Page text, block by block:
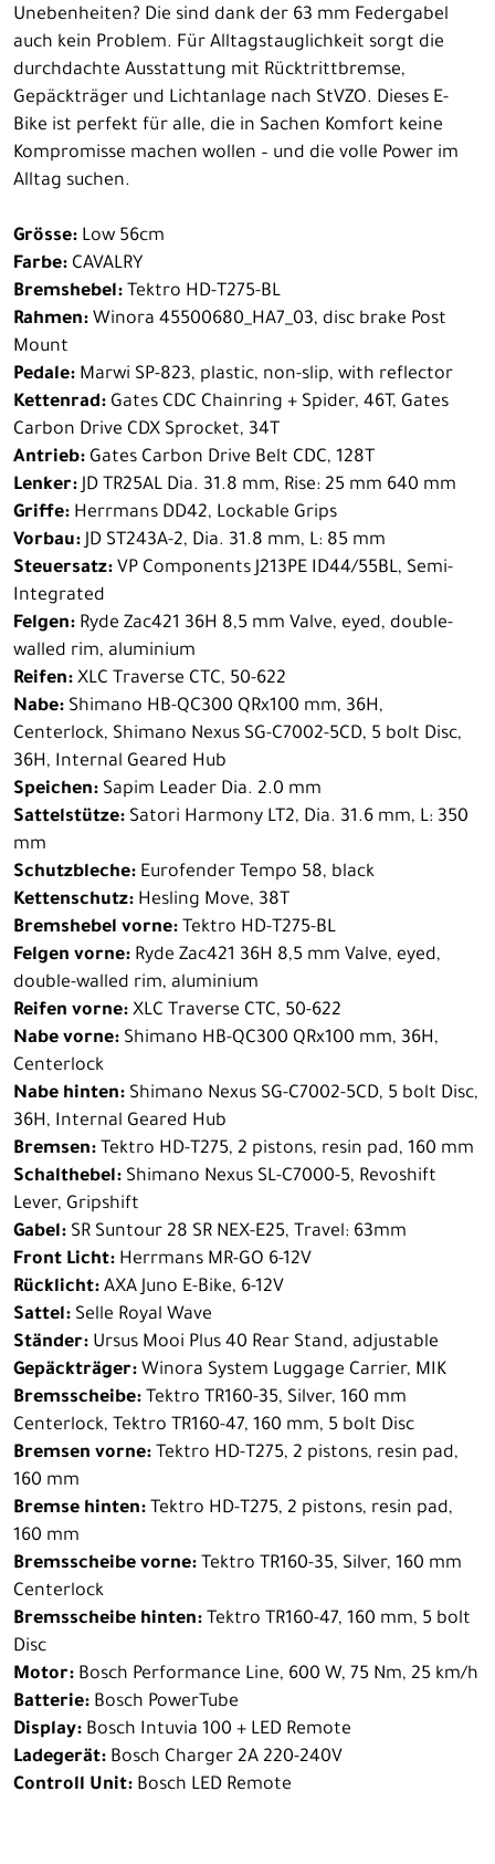
Unebenheiten? Die sind dank der 63 mm Federgabel
auch kein Problem. Für Alltagstauglichkeit sorgt die
durchdachte Ausstattung mit Rücktrittbremse,
Gepäckträger und Lichtanlage nach StVZO. Dieses E-
Bike ist perfekt für alle, die in Sachen Komfort keine
Kompromisse machen wollen – und die volle Power im
Alltag suchen.
Grösse: Low 56cm
Farbe: CAVALRY
Bremshebel: Tektro HD-T275-BL
Rahmen: Winora 45500680_HA7_03, disc brake Post
Mount
Pedale: Marwi SP-823, plastic, non-slip, with reflector
Kettenrad: Gates CDC Chainring + Spider, 46T, Gates
Carbon Drive CDX Sprocket, 34T
Antrieb: Gates Carbon Drive Belt CDC, 128T
Lenker:JD TR25AL Dia. 31.8 mm, Rise: 25 mm 640 mm
Griffe: Herrmans DD42, Lockable Grips
Vorbau:JD ST243A-2, Dia. 31.8 mm, L: 85 mm
Steuersatz: VP Components J213PE ID44/55BL, Semi-
Integrated
Felgen: Ryde Zac421 36H 8,5 mm Valve, eyed, double-
walled rim, aluminium
Reifen: XLC Traverse CTC, 50-622
Nabe: Shimano HB-QC300 QRx100 mm, 36H,
Centerlock, Shimano Nexus SG-C7002-5CD, 5 bolt Disc,
36H, Internal Geared Hub
Speichen: Sapim Leader Dia. 2.0 mm
Sattelstütze: Satori Harmony LT2, Dia. 31.6 mm, L: 350
mm
Schutzbleche: Eurofender Tempo 58, black
Kettenschutz: Hesling Move, 38T
Bremshebel vorne: Tektro HD-T275-BL
Felgen vorne: Ryde Zac421 36H 8,5 mm Valve, eyed,
double-walled rim, aluminium
Reifen vorne: XLC Traverse CTC, 50-622
Nabe vorne: Shimano HB-QC300 QRx100 mm, 36H,
Centerlock
Nabe hinten: Shimano Nexus SG-C7002-5CD, 5 bolt Disc,
36H, Internal Geared Hub
Bremsen: Tektro HD-T275, 2 pistons, resin pad, 160 mm
Schalthebel: Shimano Nexus SL-C7000-5, Revoshift
Lever, Gripshift
Gabel: SR Suntour 28 SR NEX-E25, Travel: 63mm
Front Licht: Herrmans MR-GO 6-12V
Rücklicht: AXA Juno E-Bike, 6-12V
Sattel: Selle Royal Wave
Ständer: Ursus Mooi Plus 40 Rear Stand, adjustable
Gepäckträger: Winora System Luggage Carrier, MIK
Bremsscheibe: Tektro TR160-35, Silver, 160 mm
Centerlock, Tektro TR160-47, 160 mm, 5 bolt Disc
Bremsen vorne: Tektro HD-T275, 2 pistons, resin pad,
160 mm
Bremse hinten: Tektro HD-T275, 2 pistons, resin pad,
160 mm
Bremsscheibe vorne: Tektro TR160-35, Silver, 160 mm
Centerlock
Bremsscheibe hinten: Tektro TR160-47, 160 mm, 5 bolt
Disc
Motor: Bosch Performance Line, 600 W, 75 Nm, 25 km/h
Batterie: Bosch PowerTube
Display: Bosch Intuvia 100 + LED Remote
Ladegerät: Bosch Charger 2A 220-240V
Controll Unit: Bosch LED Remote